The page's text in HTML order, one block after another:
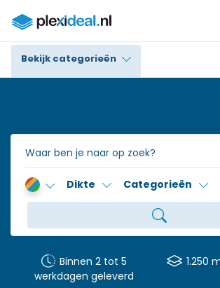
Bekijk categorieën
Trespa® / HPL
Alupanel / Dibond®
Accessoires
Dikte Categorieën
Binnen 2 tot 5
werkdagen geleverd
1.250